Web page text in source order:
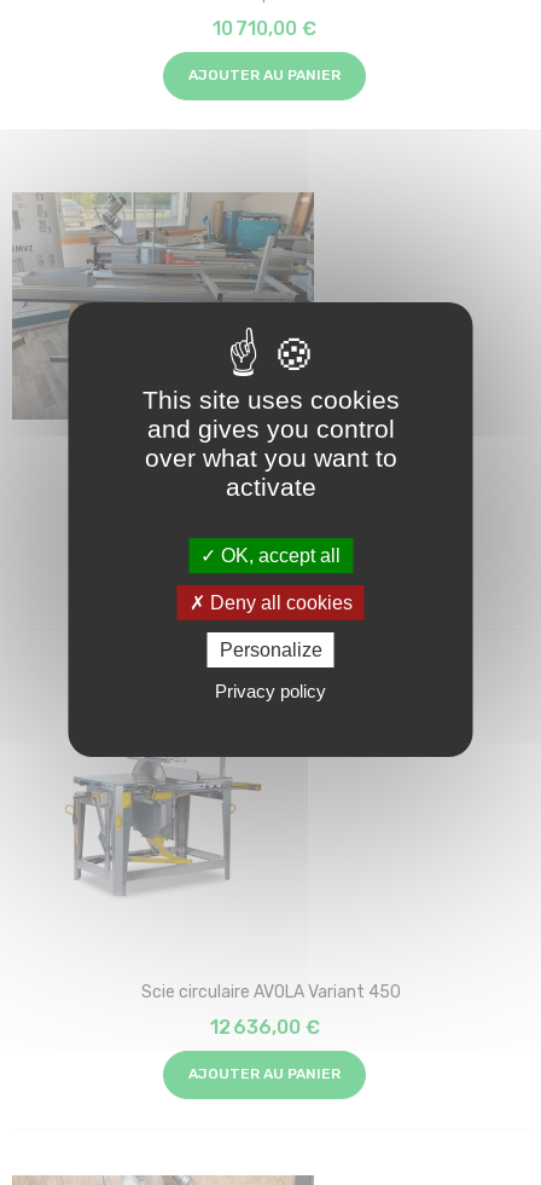
10 710,00 €
AJOUTER AU PANIER
K310 optionnée
AJOUTER AU PANIER
Scie circulaire AVOLA Variant 450
12 636,00 €
AJOUTER AU PANIER
This site uses cookies
and gives you control
over what you want to
activate
OK, accept all
Deny all cookies
Personalize
Privacy policy